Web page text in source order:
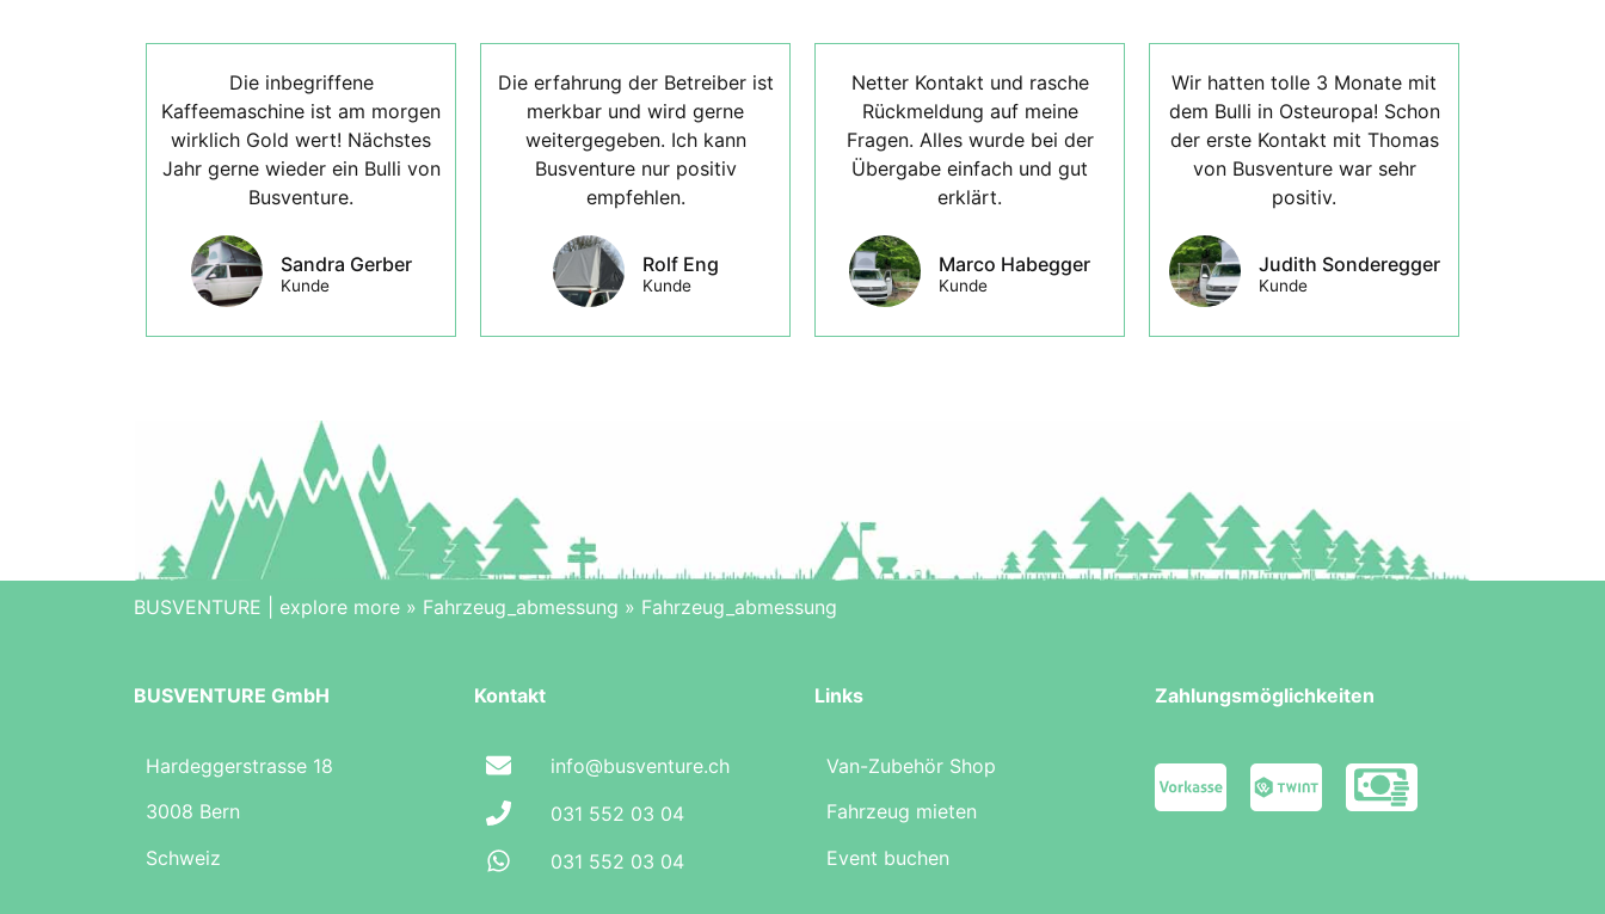
Die inbegriffene
Kaffeemaschine ist am morgen
wirklich Gold wert! Nächstes
Jahr gerne wieder ein Bulli von
Busventure.
Sandra Gerber
Kunde
Die erfahrung der Betreiber ist
merkbar und wird gerne
weitergegeben. Ich kann
Busventure nur positiv
empfehlen.
Rolf Eng
Kunde
Netter Kontakt und rasche
Rückmeldung auf meine
Fragen. Alles wurde bei der
Übergabe einfach und gut
erklärt.
Marco Habegger
Kunde
Wir hatten tolle 3 Monate mit
dem Bulli in Osteuropa! Schon
der erste Kontakt mit Thomas
von Busventure war sehr
positiv.
Judith Sonderegger
Kunde
BUSVENTURE | explore more » Fahrzeug_abmessung » Fahrzeug_abmessung
BUSVENTURE GmbH
Hardeggerstrasse 18
3008 Bern
Schweiz
Kontakt
info@busventure.ch
031 552 03 04
031 552 03 04
Links
Van-Zubehör Shop
Fahrzeug mieten
Event buchen
Zahlungsmöglichkeiten